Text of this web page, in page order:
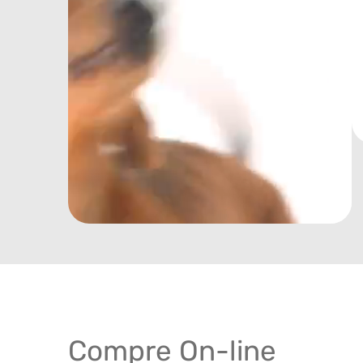
Compre On-line